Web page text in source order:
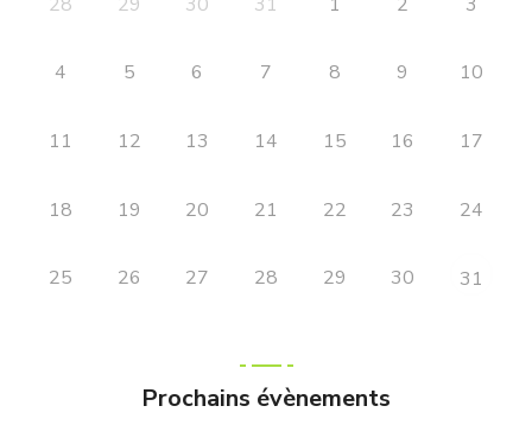
4 5 6 7 8 9 10
11 12 13 14 15 16 17
18 19 20 21 22 23 24
25 26 27 28 29 30 31
Prochains évènements